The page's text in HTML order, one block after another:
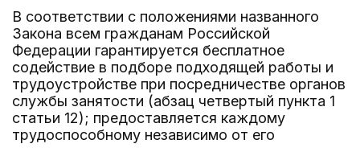
В соответствии с положениями названного
Закона всем гражданам Российской
Федерации гарантируется бесплатное
содействие в подборе подходящей работы и
трудоустройстве при посредничестве органов
службы занятости (абзац четвертый пункта 1
статьи 12); предоставляется каждому
трудоспособному независимо от его